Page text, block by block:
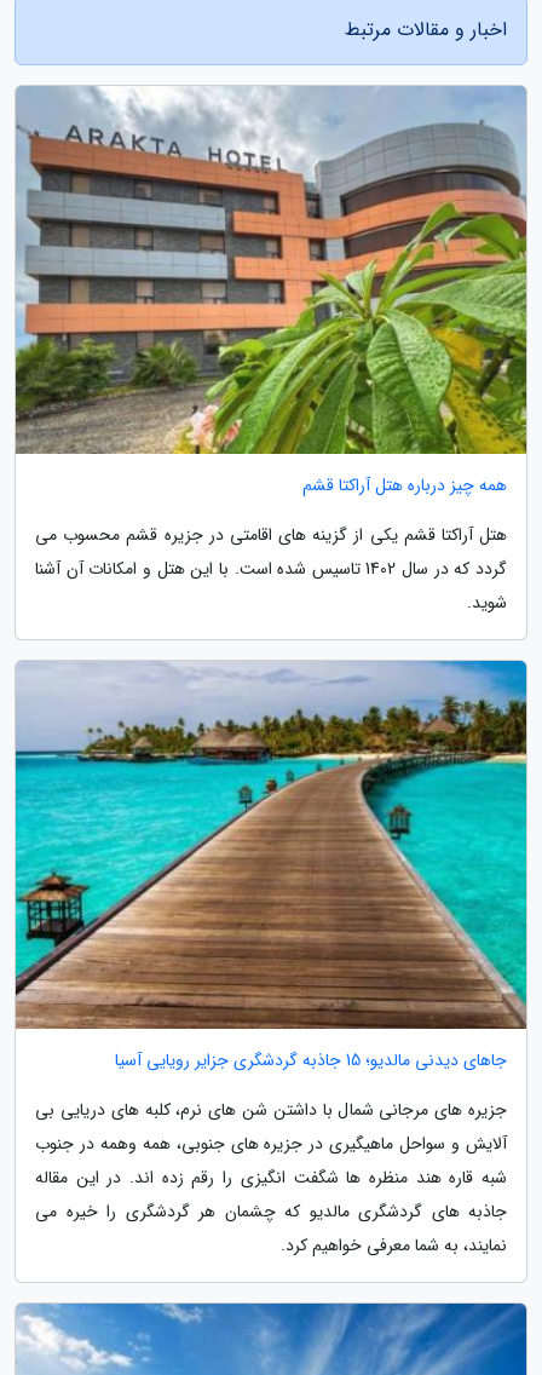
اخبار و مقالات مرتبط
همه چیز درباره هتل آراکتا قشم
هتل آراکتا قشم یکی از گزینه های اقامتی در جزیره قشم محسوب می
گردد که در سال 1402 تاسیس شده است. با این هتل و امکانات آن آشنا
شوید.
جاهای دیدنی مالدیو؛ 15 جاذبه گردشگری جزایر رویایی آسیا
جزیره های مرجانی شمال با داشتن شن های نرم، کلبه های دریایی بی
آلایش و سواحل ماهیگیری در جزیره های جنوبی، همه وهمه در جنوب
شبه قاره هند منظره ها شگفت انگیزی را رقم زده اند. در این مقاله
جاذبه های گردشگری مالدیو که چشمان هر گردشگری را خیره می
نمایند، به شما معرفی خواهیم کرد.